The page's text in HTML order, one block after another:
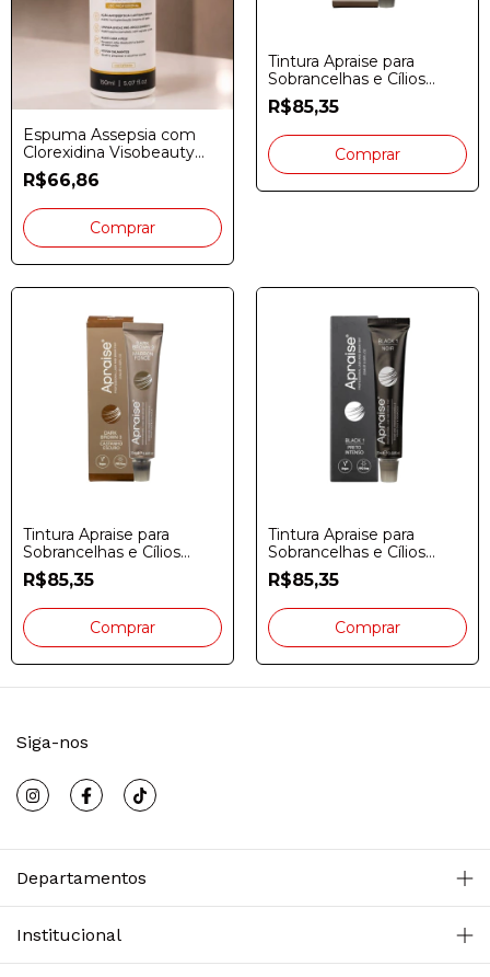
Espuma Assepsia com
Clorexidina Visobeauty
Professional 150ml
R$66,86
Tintura Apraise para
Sobrancelhas e Cílios
Castanho Claro 20gr
R$85,35
Tintura Apraise para
Sobrancelhas e Cílios
Castanho Escuro 20gr
R$85,35
Tintura Apraise para
Sobrancelhas e Cílios
Preta 20gr
R$85,35
Siga-nos
Departamentos
Institucional